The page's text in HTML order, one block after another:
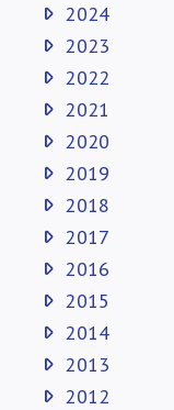
2024
2023
2022
2021
2020
2019
2018
2017
2016
2015
2014
2013
2012